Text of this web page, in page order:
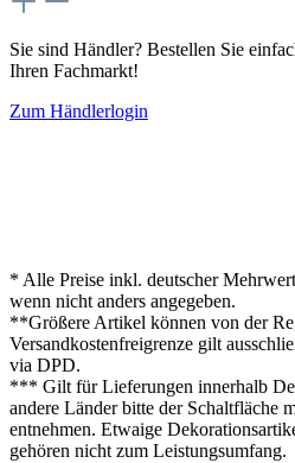
Sie sind Händler? Bestellen Sie
Ihren Fachmarkt!
Zum Händlerlogin
* Alle Preise inkl. deutscher
wenn nicht anders angegeben.
**Größere Artikel können von der
Versandkostenfreigrenze gilt
via DPD.
*** Gilt für Lieferungen innerhalb
andere Länder bitte der Schaltfläche
entnehmen. Etwaige
gehören nicht zum Leistungsumfang.